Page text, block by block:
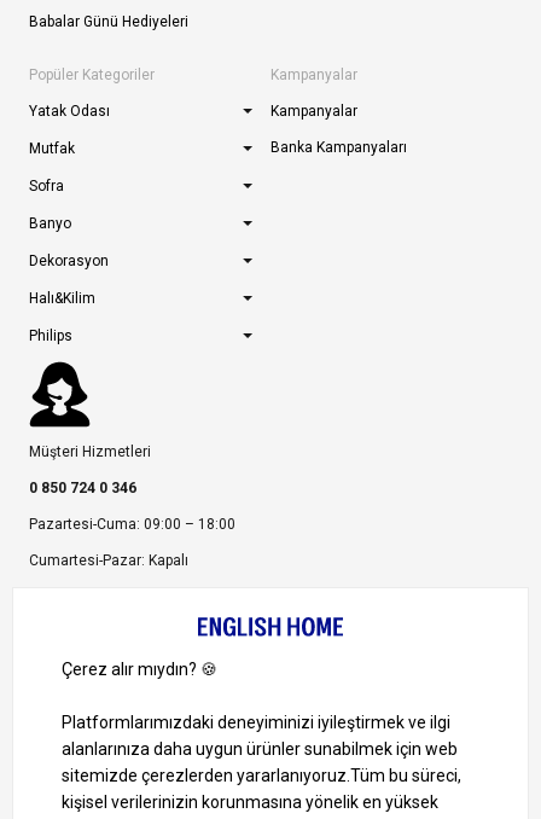
Babalar Günü Hediyeleri
Popüler Kategoriler
Yatak Odası
Mutfak
Sofra
Banyo
Dekorasyon
Halı&Kilim
Philips
Kampanyalar
Kampanyalar
Banka Kampanyaları
Müşteri Hizmetleri
0 850 724 0 346
Pazartesi-Cuma: 09:00 – 18:00
Cumartesi-Pazar: Kapalı
Ayrıcalıklardan yararlanmak için uygulamamızı indirin.
1000 TL ve Üzeri Alışverişlerinizde Kargo Bedava!